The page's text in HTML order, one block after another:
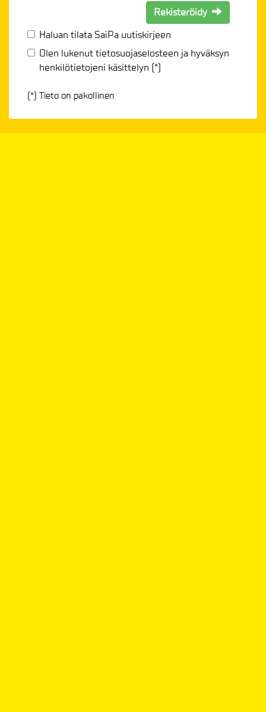
Rekisteröidy
Haluan tilata SaiPa uutiskirjeen
Olen lukenuttietosuojaselosteen ja hyväksyn
henkilötietojeni käsittelyn (*)
(*) Tieto on pakollinen